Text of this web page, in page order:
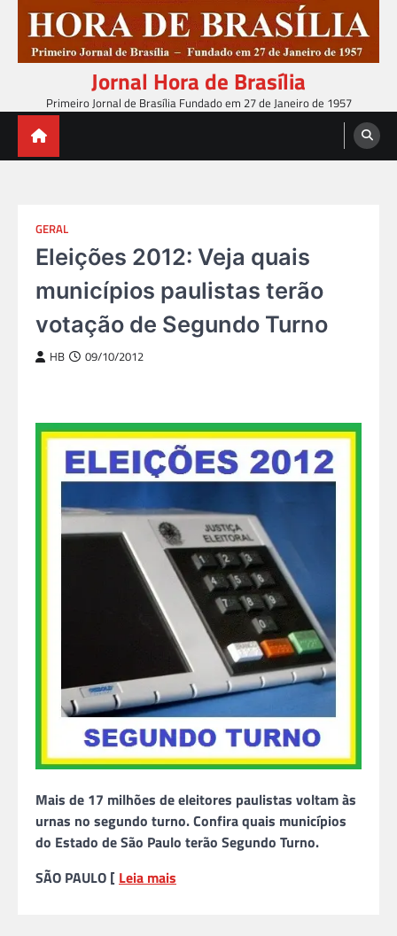
content
Jornal Hora de Brasília
Primeiro Jornal de Brasília Fundado em 27 de Janeiro de 1957
GERAL
Eleições 2012: Veja quais
municípios paulistas terão
votação de Segundo Turno
HB 09/10/2012
Mais de 17 milhões de eleitores paulistas voltam às
urnas no segundo turno. Confira quais municípios
do Estado de São Paulo terão Segundo Turno.
SÃO PAULO [ Leia mais